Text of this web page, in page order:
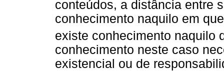
conteúdos, a distância entre
conhecimento naquilo em
existe conhecimento naquilo
conhecimento neste caso
existencial ou de